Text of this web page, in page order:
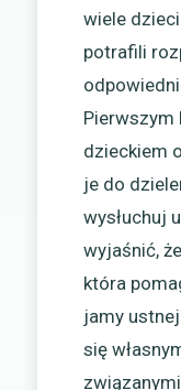
wiele
potrafili
dzieckiem
je do
wysłuchuj
wyjaśnić,
która
jamy
się